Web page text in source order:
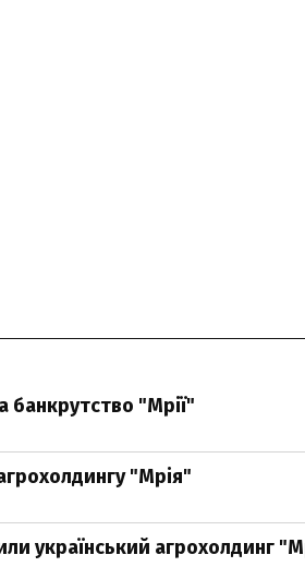
банкрутство "Мрії"
"Мрія"
український агрохолдинг